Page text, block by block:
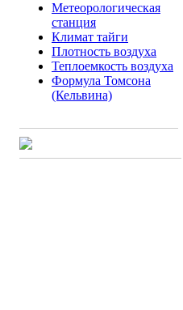
Метеорологическая
станция
Климат тайги
Плотность воздуха
Теплоемкость воздуха
Формула Томсона
(Кельвина)